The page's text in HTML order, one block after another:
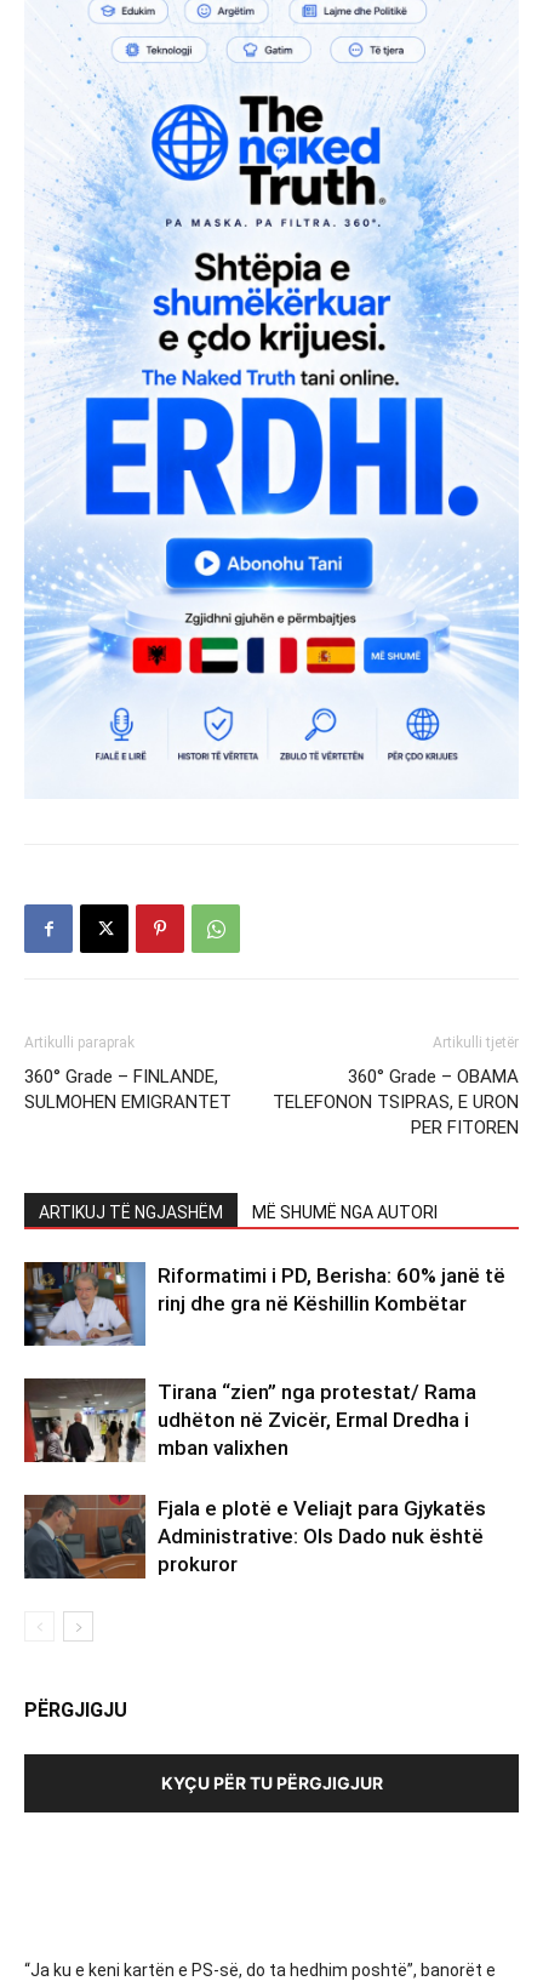
Artikulli paraprak
360° Grade – FINLANDE,
SULMOHEN EMIGRANTET
Artikulli tjetër
360° Grade – OBAMA
TELEFONON TSIPRAS, E URON
PER FITOREN
ARTIKUJ TË NGJASHËM MË SHUMË NGA AUTORI
Riformatimi i PD, Berisha: 60% janë të
rinj dhe gra në Këshillin Kombëtar
Tirana “zien” nga protestat/ Rama
udhëton në Zvicër, Ermal Dredha i
mban valixhen
Fjala e plotë e Veliajt para Gjykatës
Administrative: Ols Dado nuk është
prokuror
PËRGJIGJU
KYÇU PËR TU PËRGJIGJUR
“Ja ku e keni kartën e PS-së, do ta hedhim poshtë”, banorët e